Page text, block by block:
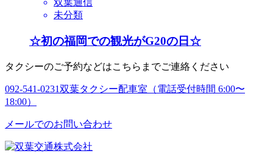
双葉通信
未分類
☆初の福岡での観光がG20の日☆
タクシーのご予約などはこちらまでご連絡ください
092-541-0231双葉タクシー配車室（電話受付時間 6:00〜
18:00）
メールでのお問い合わせ